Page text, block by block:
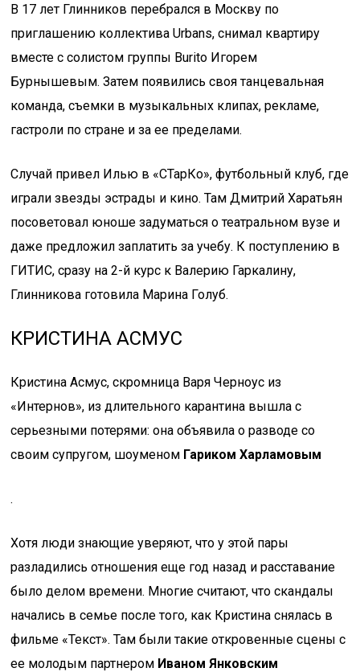
В 17 лет Глинников перебрался в Москву по
приглашению коллектива Urbans, снимал квартиру
вместе с солистом группы Burito Игорем
Бурнышевым. Затем появились своя танцевальная
команда, съемки в музыкальных клипах, рекламе,
гастроли по стране и за ee пределами.
Случай привел Илью в «СТарКо», футбольный клуб, где
играли звезды эстрады и кино. Там Дмитрий Харатьян
посоветовал юноше задуматься о театральном вузе и
даже предложил заплатить за учебу. К поступлению в
ГИТИС, сразу на 2-й курс к Валерию Гаркалину,
Глинникова готовила Марина Голуб.
КРИСТИНА АСМУС
Кристина Асмус, скромница Варя Черноус из
«Интернов», из длительного карантина вышла с
серьезными потерями: она объявила о разводе со
своим супругом, шоуменом Гариком Харламовым
.
Хотя люди знающие уверяют, что у этой пары
разладились отношения еще год назад и расставание
было делом времени. Многие считают, что скандалы
начались в семье после того, как Кристина снялась в
фильме «Текст». Там были такие откровенные сцены с
ее молодым партнером Иваном Янковским